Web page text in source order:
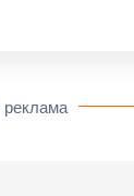
реклама